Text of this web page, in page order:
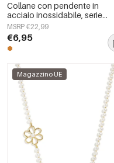
Collane con pendente in
acciaio inossidabile, serie
Flower Daily Simple, gioielli da
donna
MSRP €22,99
€6,95
Magazzino UE